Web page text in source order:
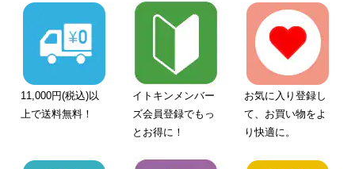
11,000円(税込)以
上で送料無料！
イトキンメンバー
ズ会員登録でもっ
とお得に！
お気に入り登録し
て、お買い物をよ
り快適に。